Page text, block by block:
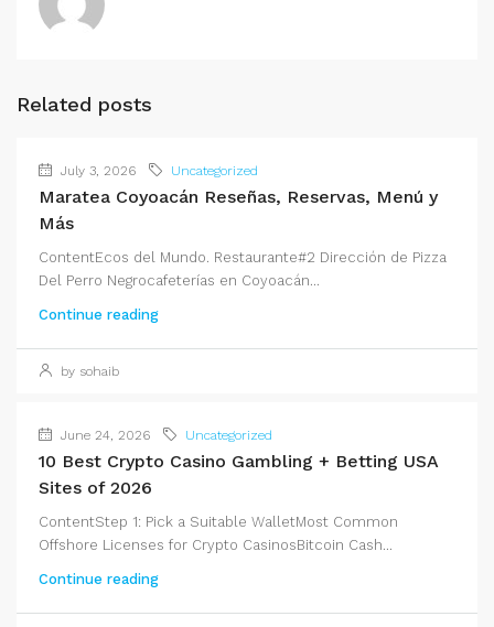
Related posts
July 3, 2026 Uncategorized
Maratea Coyoacán Reseñas, Reservas, Menú y
Más
ContentEcos del Mundo. Restaurante#2 Dirección de Pizza
Del Perro Negrocafeterías en Coyoacán...
Continue reading
by sohaib
June 24, 2026 Uncategorized
10 Best Crypto Casino Gambling + Betting USA
Sites of 2026
ContentStep 1: Pick a Suitable WalletMost Common
Offshore Licenses for Crypto CasinosBitcoin Cash...
Continue reading